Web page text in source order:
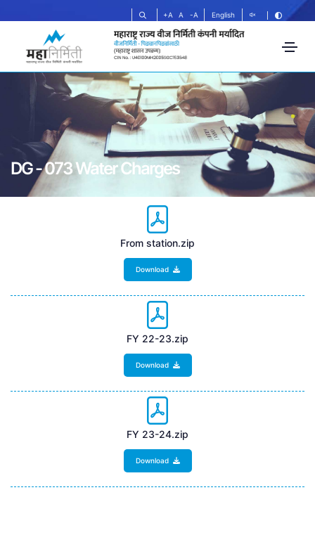
+A A -A English
DG - 073 Water Charges
From station.zip
Download
FY 22-23.zip
Download
FY 23-24.zip
Download